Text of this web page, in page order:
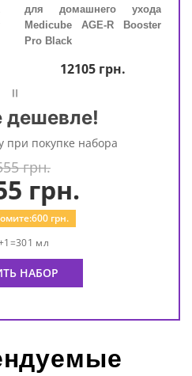
для домашнего ухода
Medicube AGE-R Booster
Pro Black
12105грн.
=
дешевле!
при покупке набора
грн.
грн.
600 грн.
мл
НАБОР